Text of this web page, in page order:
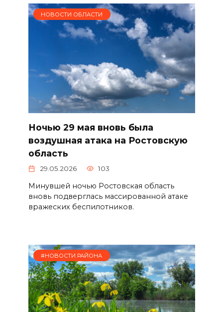
НОВОСТИ ОБЛАСТИ
Ночью 29 мая вновь была
воздушная атака на Ростовскую
область
29.05.2026 103
Минувшей ночью Ростовская область
вновь подверглась массированной атаке
вражеских беспилотников.
#НОВОСТИ РАЙОНА